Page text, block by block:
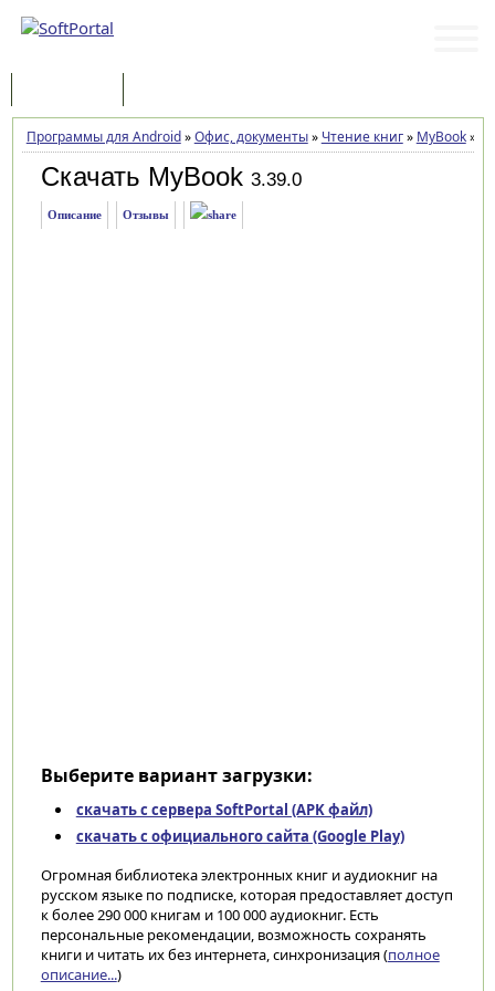
Программы для Android»Офис, документы» Чтение книг» MyBook»
Скачать MyBook 3.39.0
Описание Отзывы
Выберите вариант загрузки:
скачать с сервера SoftPortal (APK файл)
скачать с официального сайта (Google Play)
Огромная библиотека электронных книг и аудиокниг на
русском языке по подписке, которая предоставляет доступ
к более 290 000 книгам и 100 000 аудиокниг. Есть
персональные рекомендации, возможность сохранять
книги и читать их без интернета, синхронизация (полное
описание...)